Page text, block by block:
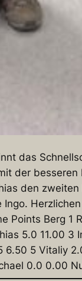
das
der besseren
den zweiten
Ingo.
Points Berg 1
5.0 11.00 3
6.50 5 Vitaliy
0.0 0.00